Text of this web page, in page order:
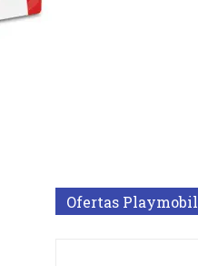
Ofertas Playmobil